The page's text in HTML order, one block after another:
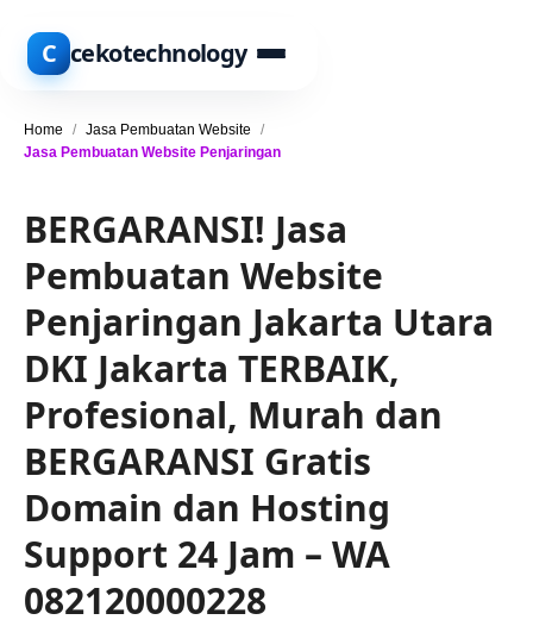
C cekotechnology
Home / Jasa Pembuatan Website
/
Jasa Pembuatan Website Penjaringan
BERGARANSI! Jasa
Pembuatan Website
Penjaringan Jakarta Utara
DKI Jakarta TERBAIK,
Profesional, Murah dan
BERGARANSI Gratis
Domain dan Hosting
Support 24 Jam – WA
082120000228